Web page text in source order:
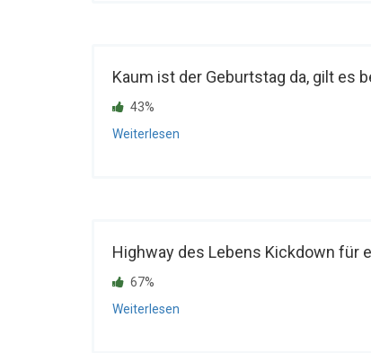
Kaum ist der Geburtstag da, gilt es
43%
Weiterlesen
Highway des Lebens Kickdown für
67%
Weiterlesen